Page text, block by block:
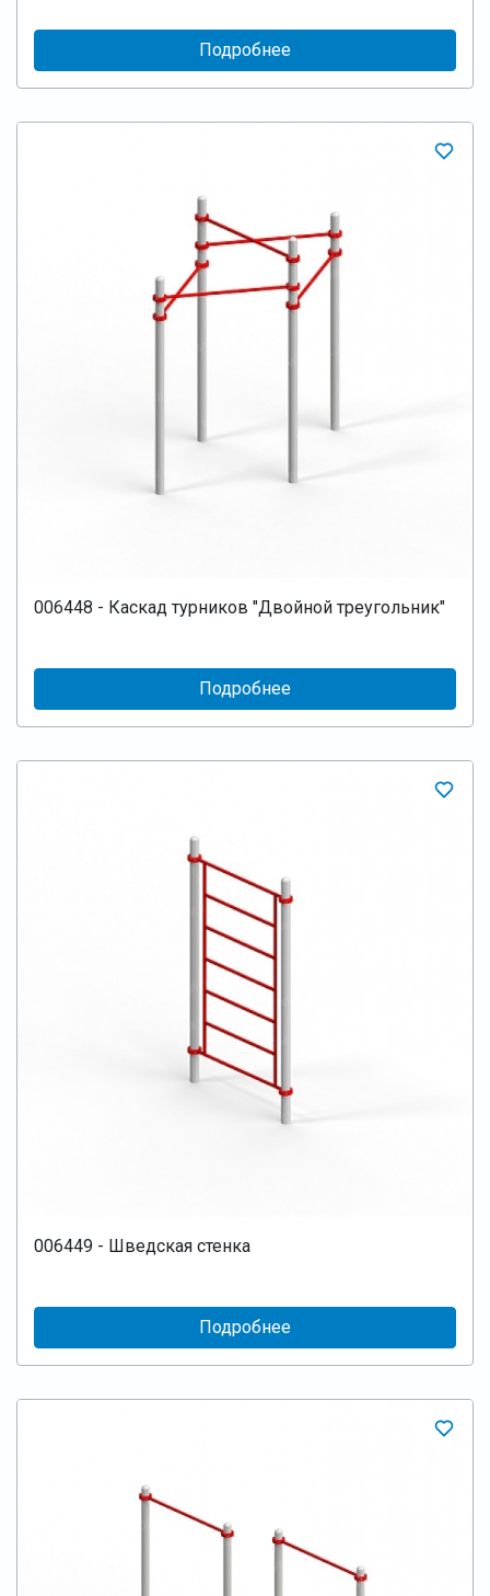
Подробнее
006448 - Каскад турников "Двойной треугольник"
Подробнее
006449 - Шведская стенка
Подробнее